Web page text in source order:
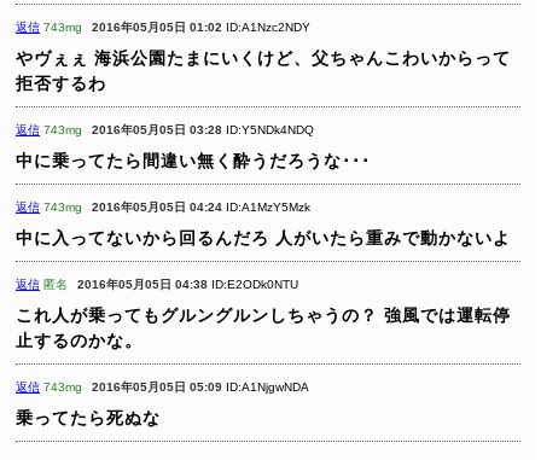
返信 743mg 2016年05月05日 01:02 ID:A1Nzc2NDY
やヴぇぇ 海浜公園たまにいくけど、父ちゃんこわいからって
拒否するわ
返信 743mg 2016年05月05日 03:28 ID:Y5NDk4NDQ
中に乗ってたら間違い無く酔うだろうな･･･
返信 743mg 2016年05月05日 04:24 ID:A1MzY5Mzk
中に入ってないから回るんだろ 人がいたら重みで動かないよ
返信 匿名 2016年05月05日 04:38 ID:E2ODk0NTU
これ人が乗ってもグルングルンしちゃうの？ 強風では運転停
止するのかな。
返信 743mg 2016年05月05日 05:09 ID:A1NjgwNDA
乗ってたら死ぬな